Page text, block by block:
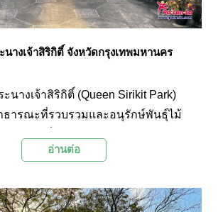
นางเจ้าสิริกิติ์ จังหวัดกรุงเทพมหานคร
นางเจ้าสิริกิติ์ (Queen Sirikit Park)
ธารณะที่รวบรวมและอนุรักษ์พันธุ์ไม้
ศไทย
อ่านต่อ